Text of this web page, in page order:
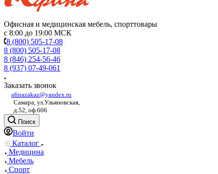
Офисная и медицинская мебель, спорттовары
с 8:00 до 19:00 МСК
8 (800) 505-17-08
8 (800) 505-17-08
8 (846) 254-56-46
8 (937) 07-49-061
Заказать звонок
afinazakaz@yandex.ru
Самара, ул.Ульяновская,
д.52, оф.606
Поиск
Войти
Каталог
Медицина
Мебель
Спорт